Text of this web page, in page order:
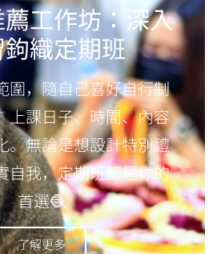
工作坊：深入
織定期班
圍，隨自己喜好自行制
上課日子、時間、內容
。無論是想設計特別禮
自我，定期班都是你的
首選🧶
了解更多